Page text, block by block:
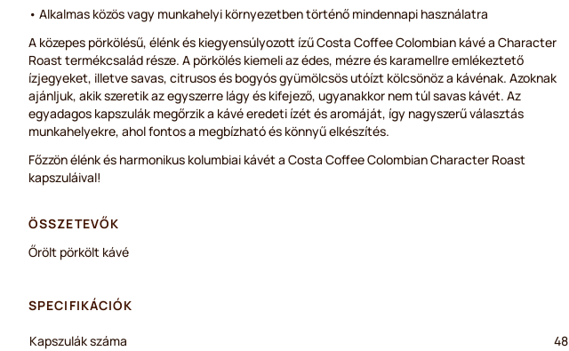
• Alkalmas közös vagy munkahelyi környezetben történő mindennapi használatra
A közepes pörkölésű, élénk és kiegyensúlyozott ízű Costa Coffee Colombian kávé a Character
Roast termékcsalád része. A pörkölés kiemeli az édes, mézre és karamellre emlékeztető
ízjegyeket, illetve savas, citrusos és bogyós gyümölcsös utóízt kölcsönöz a kávénak. Azoknak
ajánljuk, akik szeretik az egyszerre lágy és kifejező, ugyanakkor nem túl savas kávét. Az
egyadagos kapszulák megőrzik a kávé eredeti ízét és aromáját, így nagyszerű választás
munkahelyekre, ahol fontos a megbízható és könnyű elkészítés.
Főzzön élénk és harmonikus kolumbiai kávét a Costa Coffee Colombian Character Roast
kapszuláival!
ÖSSZETEVŐK
Őrölt pörkölt kávé
SPECIFIKÁCIÓK
Kapszulák száma
48